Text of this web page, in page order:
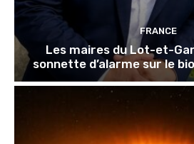
FRANCE
Les maires du Lot-et-
sonnette d’alarme sur le